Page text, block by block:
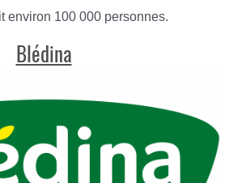
environ 100 000 personnes.
Blédina